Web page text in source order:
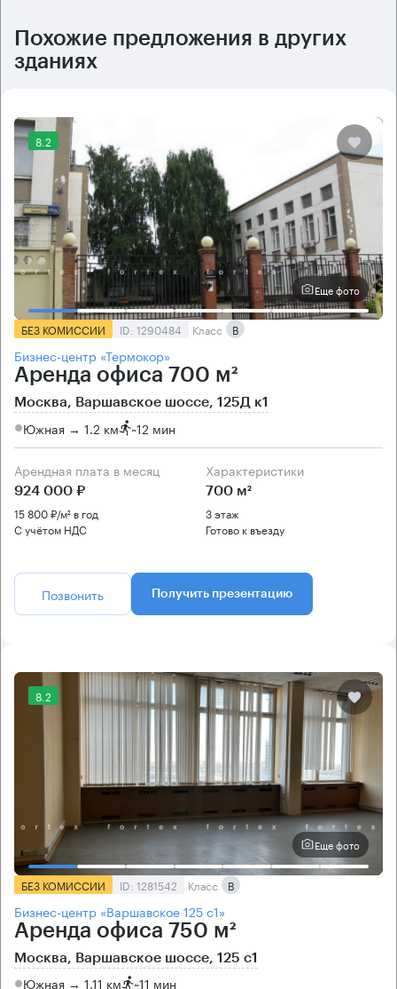
Похожие предложения в других
зданиях
8.2
Еще фото
БЕЗ КОМИССИИ ID: 1290484 Класс B
Бизнес-центр «Термокор»
Аренда офиса 700 м²
Москва, Варшавское шоссе, 125Д к1
Южная → 1.2 км ~12 мин
Арендная плата в месяц
924 000 ₽
15 800 ₽/м² в год
С учётом НДС
Характеристики
700 м²
3 этаж
Готово к въезду
Позвонить Получить презентацию
8.2
Еще фото
БЕЗ КОМИССИИ ID: 1281542 Класс B
Бизнес-центр «Варшавское 125 с1»
Аренда офиса 750 м²
Москва, Варшавское шоссе, 125 с1
Южная → 1.11 км ~11 мин